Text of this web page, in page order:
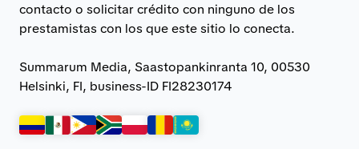
contacto o solicitar crédito con ninguno de los
prestamistas con los que este sitio lo conecta.
Summarum Media, Saastopankinranta 10, 00530
Helsinki, FI, business-ID FI28230174